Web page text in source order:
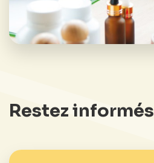
Restez informés